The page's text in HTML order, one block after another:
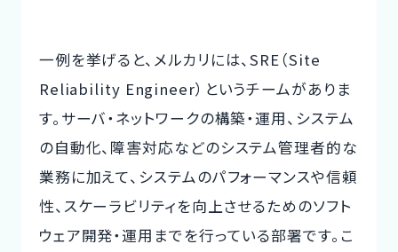
一例を挙げると、メルカリには、SRE（Site
Reliability Engineer）というチームがありま
す。サーバ・ネットワークの構築・運用、システム
の自動化、障害対応などのシステム管理者的な
業務に加えて、システムのパフォーマンスや信頼
性、スケーラビリティを向上させるためのソフト
ウェア開発・運用までを行っている部署です。こ